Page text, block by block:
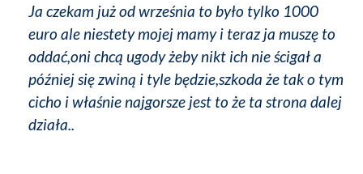
Ja czekam już od września to było tylko 1000
euro ale niestety mojej mamy i teraz ja muszę to
oddać,oni chcą ugody żeby nikt ich nie ścigał a
później się zwiną i tyle będzie,szkoda że tak o tym
cicho i właśnie najgorsze jest to że ta strona dalej
działa..